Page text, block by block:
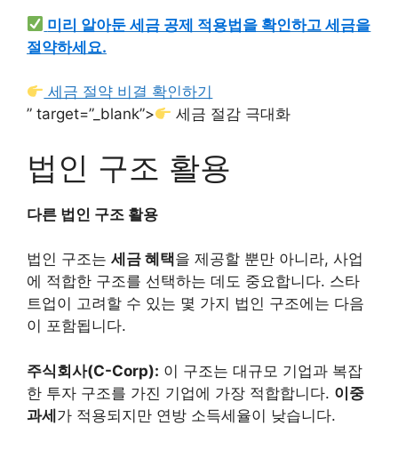
미리 알아둔 세금 공제 적용법을 확인하고 세금을
절약하세요.
세금 절약 비결 확인하기
” target=”_blank”>
세금 절감 극대화
법인 구조 활용
다른 법인 구조 활용
법인 구조는 세금 혜택을 제공할 뿐만 아니라, 사업
에 적합한 구조를 선택하는 데도 중요합니다. 스타
트업이 고려할 수 있는 몇 가지 법인 구조에는 다음
이 포함됩니다.
주식회사(C-Corp): 이 구조는 대규모 기업과 복잡
한 투자 구조를 가진 기업에 가장 적합합니다. 이중
과세가 적용되지만 연방 소득세율이 낮습니다.